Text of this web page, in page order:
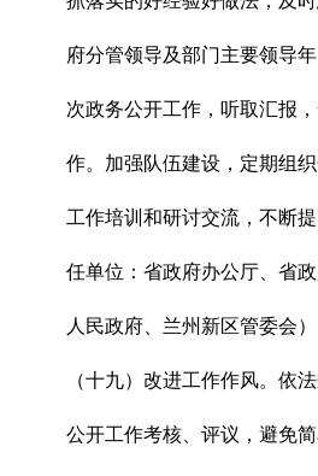
府分管领导及部门主要领导
次政务公开工作，听取汇报
作。加强队伍建设，定期组
工作培训和研讨交流，不断
任单位：省政府办公厅、省
人民政府、兰州新区管委会）
（十九）改进工作作风。依
公开工作考核、评议，避免